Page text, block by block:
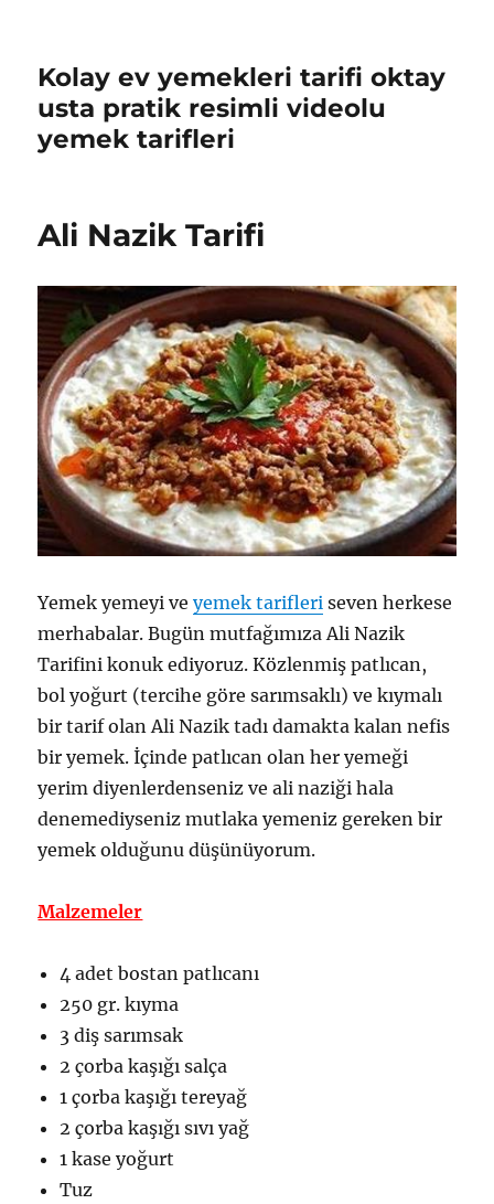
Kolay ev yemekleri tarifi oktay
usta pratik resimli videolu
yemek tarifleri
Ali Nazik Tarifi
Yemek yemeyi veyemek tarifleri seven herkese
merhabalar. Bugün mutfağımıza Ali Nazik
Tarifini konuk ediyoruz. Közlenmiş patlıcan,
bol yoğurt (tercihe göre sarımsaklı) ve kıymalı
bir tarif olan Ali Nazik tadı damakta kalan nefis
bir yemek. İçinde patlıcan olan her yemeği
yerim diyenlerdenseniz ve ali naziği hala
denemediyseniz mutlaka yemeniz gereken bir
yemek olduğunu düşünüyorum.
Malzemeler
4 adet bostan patlıcanı
250 gr. kıyma
3 diş sarımsak
2 çorba kaşığı salça
1 çorba kaşığı tereyağ
2 çorba kaşığı sıvı yağ
1 kase yoğurt
Tuz